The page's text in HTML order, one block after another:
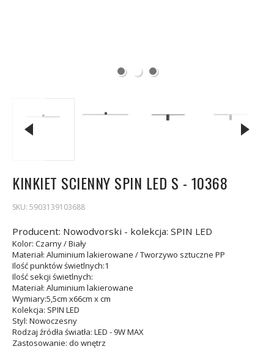
KINKIET SCIENNY SPIN LED S - 10368
SKU: 5903139103688
Producent: Nowodvorski - kolekcja: SPIN LED
Kolor: Czarny / Biały
Materiał: Aluminium lakierowane / Tworzywo sztuczne PP
Ilość punktów świetlnych:1
Ilość sekcji świetlnych:
Materiał: Aluminium lakierowane
Wymiary:5,5cm x66cm x cm
Kolekcja: SPIN LED
Styl: Nowoczesny
Rodzaj źródła światła: LED - 9W MAX
Zastosowanie: do wnętrz